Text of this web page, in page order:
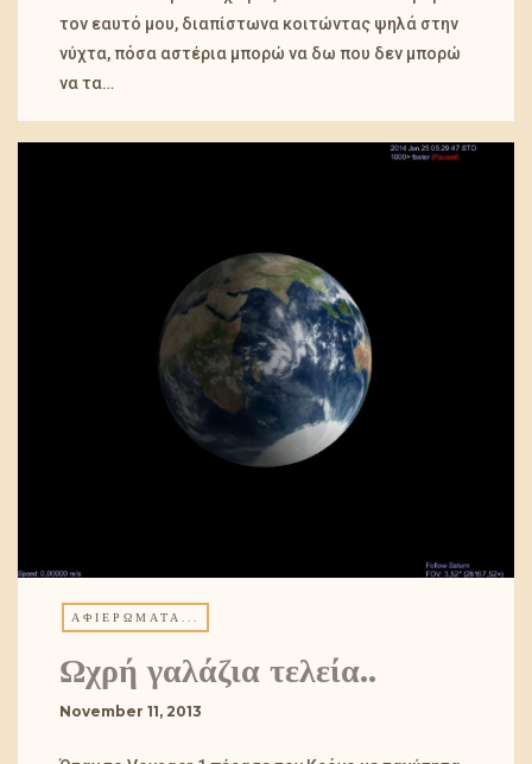
τον εαυτό μου, διαπίστωνα κοιτώντας ψηλά στην
νύχτα, πόσα αστέρια μπορώ να δω που δεν μπορώ
να τα…
ΑΦΙΕΡΏΜΑΤΑ...
Ωχρή γαλάζια τελεία..
November 11, 2013